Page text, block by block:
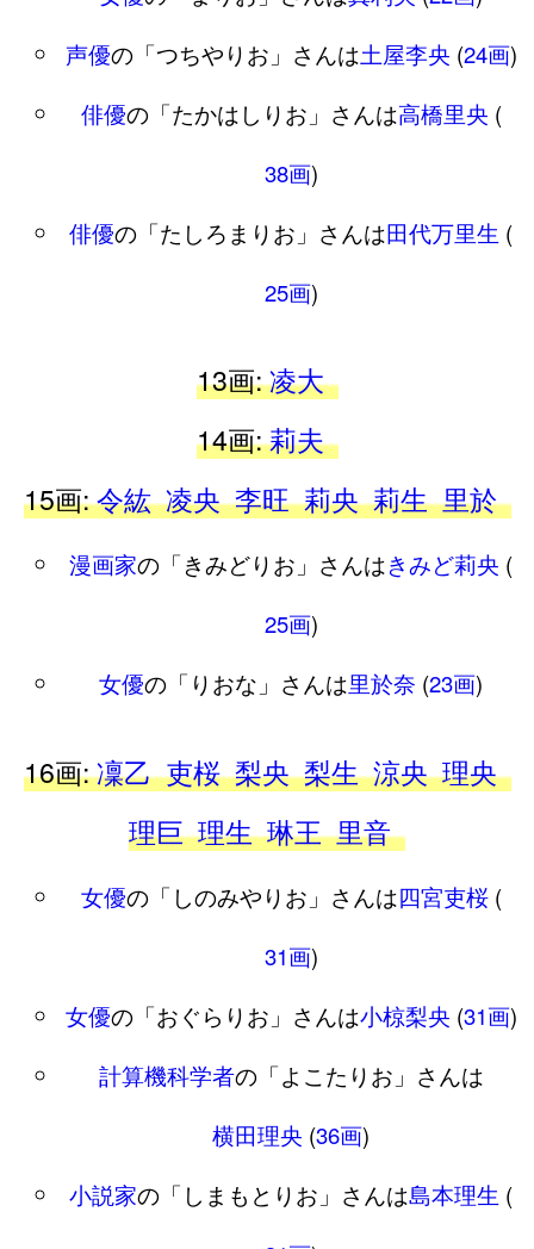
声優の「つちやりお」さんは土屋李央 (24画)
俳優の「たかはしりお」さんは高橋里央 (
38画)
俳優の「たしろまりお」さんは田代万里生 (
25画)
13画:凌大
14画:莉夫
15画:令紘 凌央 李旺 莉央 莉生 里於
漫画家の「きみどりお」さんはきみど莉央 (
25画)
女優の「りおな」さんは里於奈 (23画)
16画:凜乙 吏桜 梨央 梨生 涼央 理央
理巨 理生 琳王 里音
女優の「しのみやりお」さんは四宮吏桜(
31画)
女優の「おぐらりお」さんは小椋梨央 (31画)
計算機科学者の「よこたりお」さんは
横田理央 (36画)
小説家の「しまもとりお」さんは島本理生 (